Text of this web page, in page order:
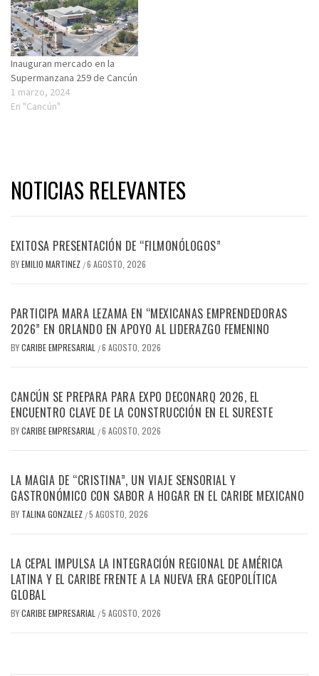
Inauguran mercado en la
Supermanzana 259 de Cancún
1 marzo, 2024
En "Cancún"
NOTICIAS RELEVANTES
EXITOSA PRESENTACIÓN DE “FILMONÓLOGOS”
BYEMILIO MARTINEZ /6 AGOSTO, 2026
PARTICIPA MARA LEZAMA EN “MEXICANAS EMPRENDEDORAS
2026” EN ORLANDO EN APOYO AL LIDERAZGO FEMENINO
BYCARIBE EMPRESARIAL /6 AGOSTO, 2026
CANCÚN SE PREPARA PARA EXPO DECONARQ 2026, EL
ENCUENTRO CLAVE DE LA CONSTRUCCIÓN EN EL SURESTE
BYCARIBE EMPRESARIAL /6 AGOSTO, 2026
LA MAGIA DE “CRISTINA”, UN VIAJE SENSORIAL Y
GASTRONÓMICO CON SABOR A HOGAR EN EL CARIBE MEXICANO
BY TALINA GONZALEZ /5 AGOSTO, 2026
LA CEPAL IMPULSA LA INTEGRACIÓN REGIONAL DE AMÉRICA
LATINA Y EL CARIBE FRENTE A LA NUEVA ERA GEOPOLÍTICA
GLOBAL
BYCARIBE EMPRESARIAL /5 AGOSTO, 2026